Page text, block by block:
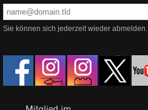
Sie können sich jederzeit wieder abmelden.